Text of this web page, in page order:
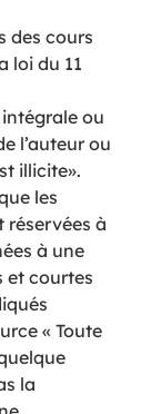
des cours
loi du 11
ou
l’auteur ou
illicite».
les
à
à une
et courtes
« Toute
la